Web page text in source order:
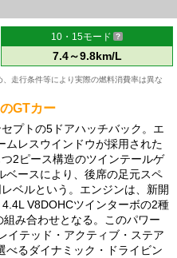
10・15モード
7.4～9.8km/L
走行条件等により実際の燃料消費率は異な
GTカー
プトの5ドアハッチバック。エ
ムレスウインドウが採用された
2ピース構造のツインテールゲ
ベースにより、後席の足元スペ
ベルという。エンジンは、新開
V8DOHCツインターボの2種
み合わせとなる。このパワー
イテッド・アクティブ・ステア
べるダイナミック・ドライビン